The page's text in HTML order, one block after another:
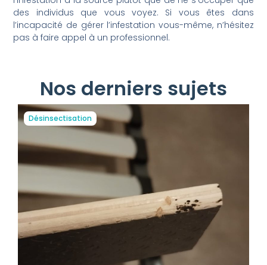
des individus que vous voyez. Si vous êtes dans
l’incapacité de gérer l’infestation vous-même, n’hésitez
pas à faire appel à un professionnel.
Nos derniers sujets
Désinsectisation